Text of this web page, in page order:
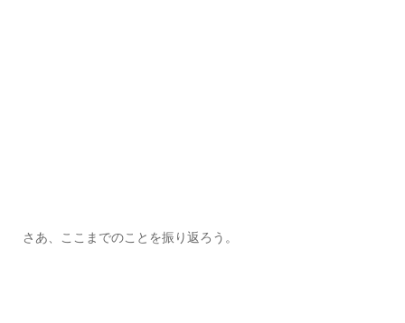
さあ、ここまでのことを振り返ろう。